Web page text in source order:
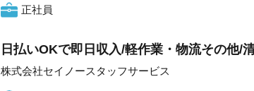
正社員
日払いOKで即日収入/軽作業・物流その他/
株式会社セイノースタッフサービス